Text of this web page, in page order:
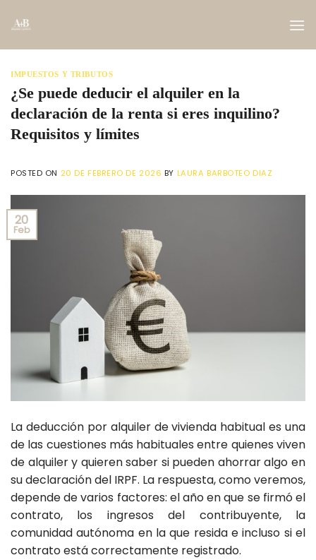
IMPUESTOS Y TRIBUTOS
¿Se puede deducir el alquiler en la
declaración de la renta si eres inquilino?
Requisitos y límites
POSTED ON 20 DE FEBRERO DE 2026 BY LAURA BARBOTEO DIAZ
20
Feb
La deducción por alquiler de vivienda habitual es una
de las cuestiones más habituales entre quienes viven
de alquiler y quieren saber si pueden ahorrar algo en
su declaración del IRPF. La respuesta, como veremos,
depende de varios factores: el año en que se firmó el
contrato, los ingresos del contribuyente, la
comunidad autónoma en la que resida e incluso si el
contrato está correctamente registrado.